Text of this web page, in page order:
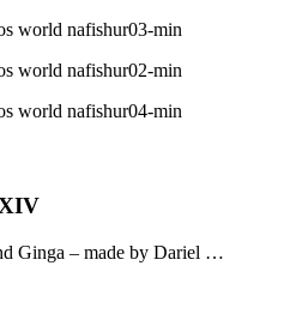
Ginga – made by Dariel …